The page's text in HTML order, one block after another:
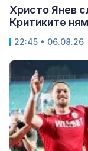
Христо Янев
Критиките
22:45 • 06.08.26